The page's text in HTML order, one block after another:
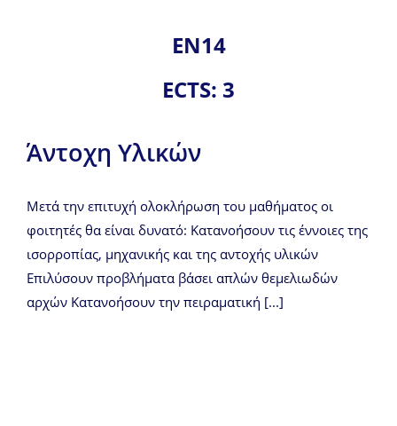
ΕΝ14
ECTS: 3
Άντοχη Υλικών
Μετά την επιτυχή ολοκλήρωση του μαθήματος οι
φοιτητές θα είναι δυνατό: Κατανοήσουν τις έννοιες της
ισορροπίας, μηχανικής και της αντοχής υλικών
Επιλύσουν προβλήματα βάσει απλών θεμελιωδών
αρχών Κατανοήσουν την πειραματική [...]